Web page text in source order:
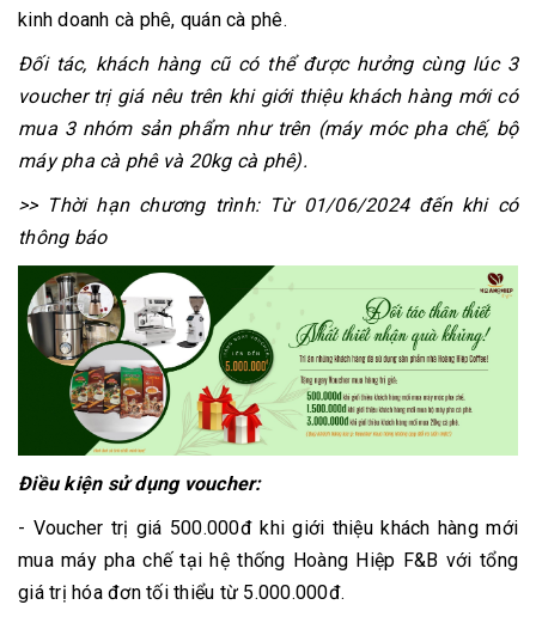
kinh doanh cà phê, quán cà phê.
Đối tác, khách hàng cũ có thể được hưởng cùng lúc 3
voucher trị giá nêu trên khi giới thiệu khách hàng mới có
mua 3 nhóm sản phẩm như trên (máy móc pha chế, bộ
máy pha cà phê và 20kg cà phê).
>> Thời hạn chương trình: Từ 01/06/2024 đến khi có
thông báo
Điều kiện sử dụng voucher:
- Voucher trị giá 500.000đ khi giới thiệu khách hàng mới
mua máy pha chế tại hệ thống Hoàng Hiệp F&B với tổng
giá trị hóa đơn tối thiểu từ 5.000.000đ.